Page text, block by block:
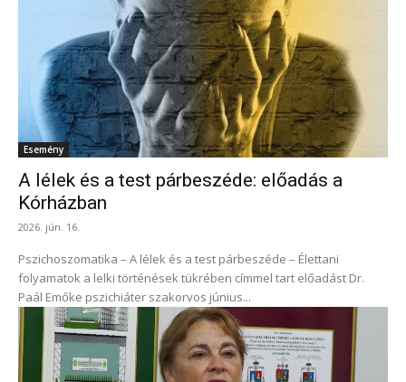
Esemény
A lélek és a test párbeszéde: előadás a
Kórházban
2026. jún. 16.
Pszichoszomatika – A lélek és a test párbeszéde – Élettani
folyamatok a lelki történések tükrében címmel tart előadást Dr.
Paál Emőke pszichiáter szakorvos június...